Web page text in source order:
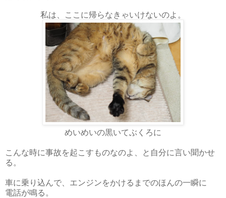
私は、ここに帰らなきゃいけないのよ。
めいめいの黒いてぶくろに
こんな時に事故を起こすものなのよ、と自分に言い聞かせ
る。
車に乗り込んで、エンジンをかけるまでのほんの一瞬に
電話が鳴る。